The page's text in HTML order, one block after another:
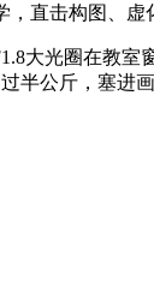
直击构图、虚
大光圈在教
公斤，塞进